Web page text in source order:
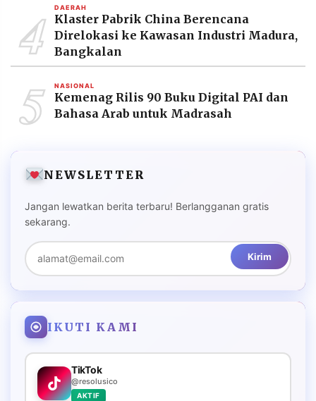
4 DAERAH
Klaster Pabrik China Berencana
Direlokasi ke Kawasan Industri Madura,
Bangkalan
5 NASIONAL
Kemenag Rilis 90 Buku Digital PAI dan
Bahasa Arab untuk Madrasah
NEWSLETTER
Jangan lewatkan berita terbaru! Berlangganan gratis
sekarang.
Kirim
IKUTI KAMI
TikTok
@resolusico
AKTIF